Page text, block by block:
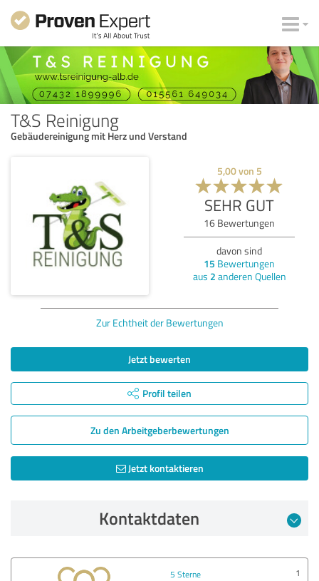
T&S Reinigung
Gebäudereinigung mit Herz und Verstand
5,00von 5
SEHR GUT
16 Bewertungen
davon sind
15 Bewertungen
aus 2 anderen Quellen
Zur Echtheit der Bewertungen
Jetzt bewerten
Profil teilen
Zu den Arbeitgeber­bewertungen
Jetzt kontaktieren
Kontaktdaten
5 Sterne
1